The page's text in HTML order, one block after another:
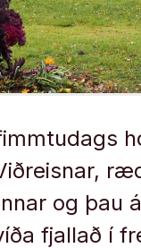
og þau
fjallað í